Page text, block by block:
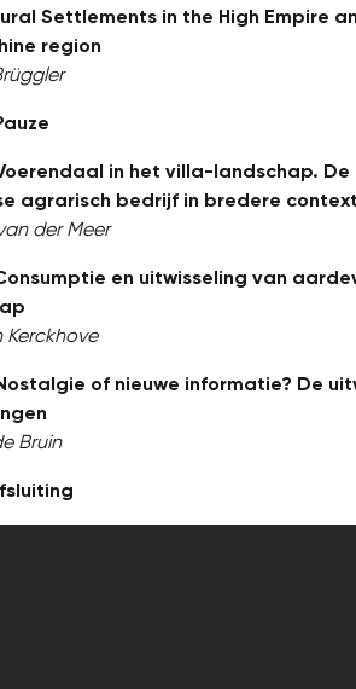
Settlements in the High Empire
region
in het villa-landschap.
agrarisch bedrijf in bredere context
der Meer
en uitwisseling van
Kerckhove
of nieuwe informatie? De
Bruin